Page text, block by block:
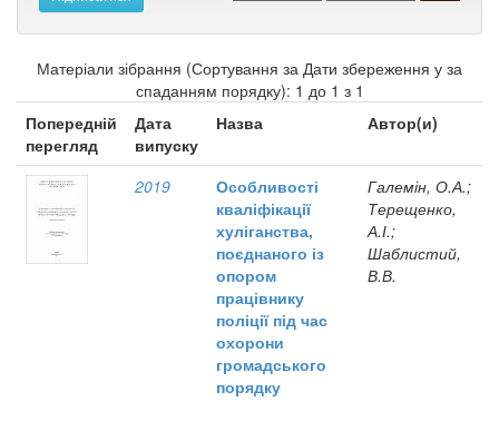
Матеріали зібрання (Сортування за Дати збереження у за
спаданням порядку): 1 до 1 з 1
Попередній
перегляд
Дата
випуску
Назва Автор(и)
2019
Особливості
кваліфікації
хуліганства,
поєднаного із
опором
працівнику
поліції під час
охорони
громадського
порядку
Галемін, О.А.;
Терещенко,
А.І.;
Шаблистий,
В.В.